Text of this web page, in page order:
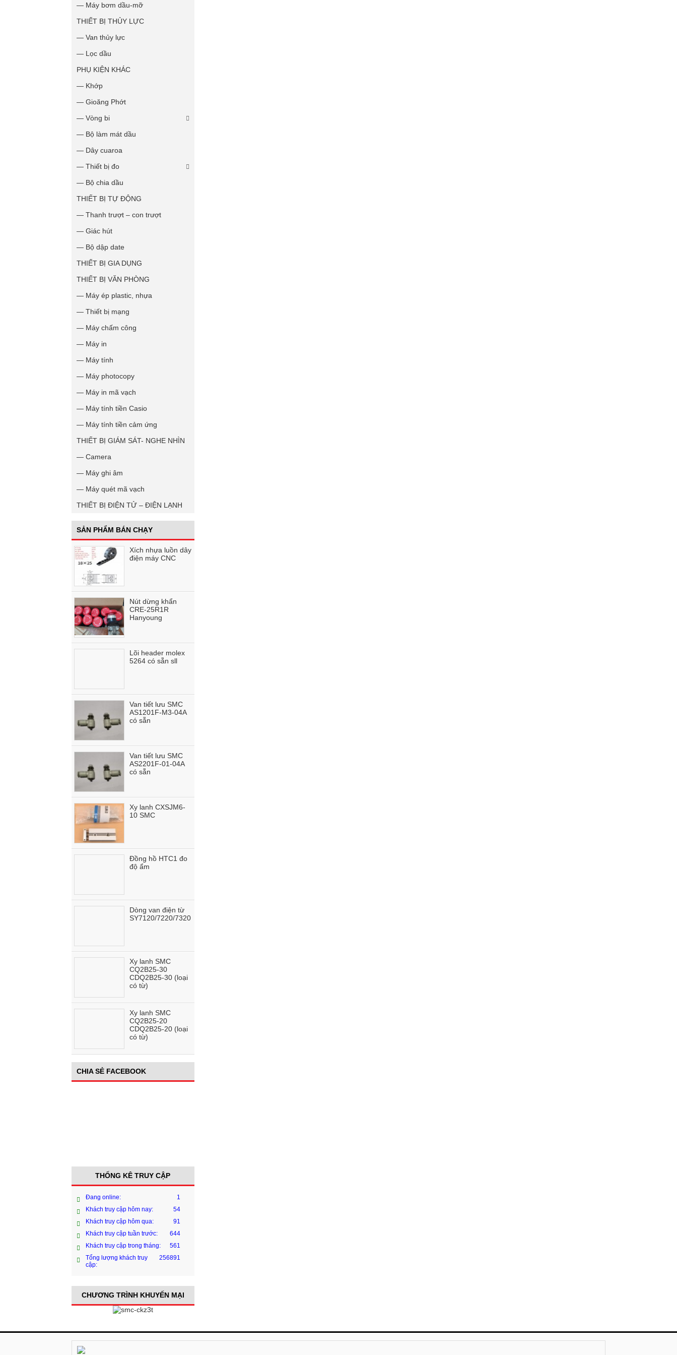
— Máy bơm dầu-mỡ
THIẾT BỊ THỦY LỰC
— Van thủy lực
— Lọc dầu
PHỤ KIỆN KHÁC
— Khớp
— Gioăng Phớt
— Vòng bi
— Bộ làm mát dầu
— Dây cuaroa
— Thiết bị đo
— Bộ chia dầu
THIẾT BỊ TỰ ĐỘNG
— Thanh trượt – con trượt
— Giác hút
— Bộ dập date
THIẾT BỊ GIA DỤNG
THIẾT BỊ VĂN PHÒNG
— Máy ép plastic, nhựa
— Thiết bị mạng
— Máy chấm công
— Máy in
— Máy tính
— Máy photocopy
— Máy in mã vạch
— Máy tính tiền Casio
— Máy tính tiền cảm ứng
THIẾT BỊ GIÁM SÁT- NGHE NHÌN
— Camera
— Máy ghi âm
— Máy quét mã vạch
THIẾT BỊ ĐIỆN TỬ – ĐIỆN LẠNH
SẢN PHẨM BÁN CHẠY
Xích nhựa luồn dây
điện máy CNC
Nút dừng khẩn
CRE-25R1R
Hanyoung
Lõi header molex
5264 có sẵn sll
Van tiết lưu SMC
AS1201F-M3-04A
có sẵn
Van tiết lưu SMC
AS2201F-01-04A
có sẵn
Xy lanh CXSJM6-
10 SMC
Đồng hồ HTC1 đo
độ ẩm
Dòng van điện từ
SY7120/7220/7320
Xy lanh SMC
CQ2B25-30
CDQ2B25-30 (loại
có từ)
Xy lanh SMC
CQ2B25-20
CDQ2B25-20 (loại
có từ)
CHIA SẺ FACEBOOK
THỐNG KÊ TRUY CẬP
1
Đang online:
54
Khách truy cập hôm nay:
91
Khách truy cập hôm qua:
644
Khách truy cập tuần trước:
561
Khách truy cập trong tháng:
256891
Tổng lượng khách truy
cập:
CHƯƠNG TRÌNH KHUYẾN MẠI